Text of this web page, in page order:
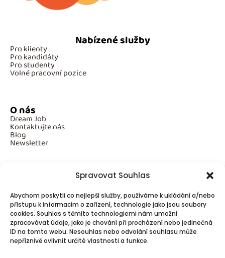
Spravovat Souhlas
Abychom poskytli co nejlepší služby, používáme k ukládání a/nebo
přístupu k informacím o zařízení, technologie jako jsou soubory
cookies. Souhlas s těmito technologiemi nám umožní
zpracovávat údaje, jako je chování při procházení nebo jedinečná
ID na tomto webu. Nesouhlas nebo odvolání souhlasu může
nepříznivě ovlivnit určité vlastnosti a funkce.
Nabízené služby
Pro klienty
Pro kandidáty
Pro studenty
Volné pracovní pozice
O nás
Dream Job
Kontaktujte nás
Blog
Newsletter
Povinné informace
GDPR
Cookies
Spojte se s námi!